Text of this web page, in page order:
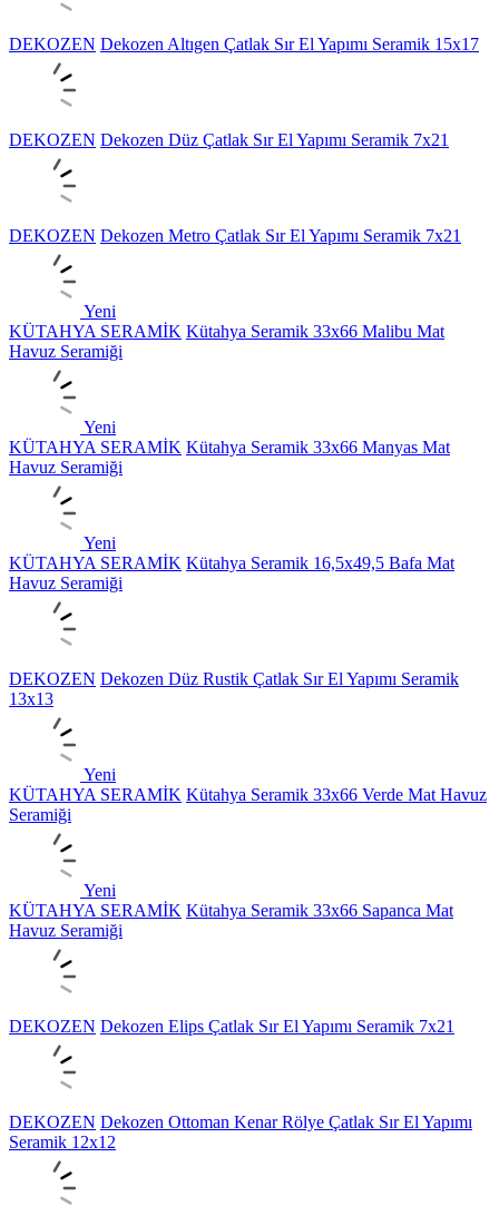
DEKOZEN Dekozen Altıgen Çatlak Sır El Yapımı Seramik 15x17
DEKOZEN Dekozen Düz Çatlak Sır El Yapımı Seramik 7x21
DEKOZEN Dekozen Metro Çatlak Sır El Yapımı Seramik 7x21
Yeni
KÜTAHYA SERAMİK Kütahya Seramik 33x66 Malibu Mat
Havuz Seramiği
Yeni
KÜTAHYA SERAMİK Kütahya Seramik 33x66 Manyas Mat
Havuz Seramiği
Yeni
KÜTAHYA SERAMİK Kütahya Seramik 16,5x49,5 Bafa Mat
Havuz Seramiği
DEKOZEN Dekozen Düz Rustik Çatlak Sır El Yapımı Seramik
13x13
Yeni
KÜTAHYA SERAMİK Kütahya Seramik 33x66 Verde Mat Havuz
Seramiği
Yeni
KÜTAHYA SERAMİK Kütahya Seramik 33x66 Sapanca Mat
Havuz Seramiği
DEKOZEN Dekozen Elips Çatlak Sır El Yapımı Seramik 7x21
DEKOZEN Dekozen Ottoman Kenar Rölye Çatlak Sır El Yapımı
Seramik 12x12